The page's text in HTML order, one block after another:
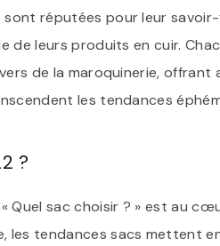
sont réputées pour leur
de leurs produits en cuir.
de la maroquinerie,
les tendances
?
Quel sac choisir ? » est au
les tendances sacs mettent